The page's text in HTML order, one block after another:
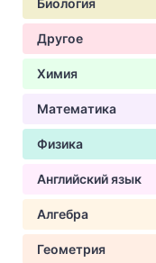
Биология
Другое
Химия
Математика
Физика
Английский язык
Алгебра
Геометрия